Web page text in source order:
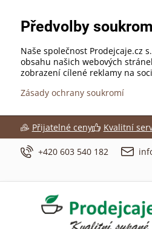
Přijatelné ceny Kvalitní
+420 603 540 182
Předvolby
Naše společnost Prodejcaje.cz
obsahu našich webových
zobrazení cílené reklamy na
Zásady ochrany soukromí